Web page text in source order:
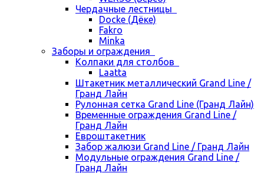
Чердачные лестницы
Docke (Дёке)
Fakro
Minka
Заборы и ограждения
Колпаки для столбов
Laatta
Штакетник металлический Grand Line /
Гранд Лайн
Рулонная сетка Grand Line (Гранд Лайн)
Временные ограждения Grand Line /
Гранд Лайн
Евроштакетник
Забор жалюзи Grand Line / Гранд Лайн
Модульные ограждения Grand Line /
Гранд Лайн